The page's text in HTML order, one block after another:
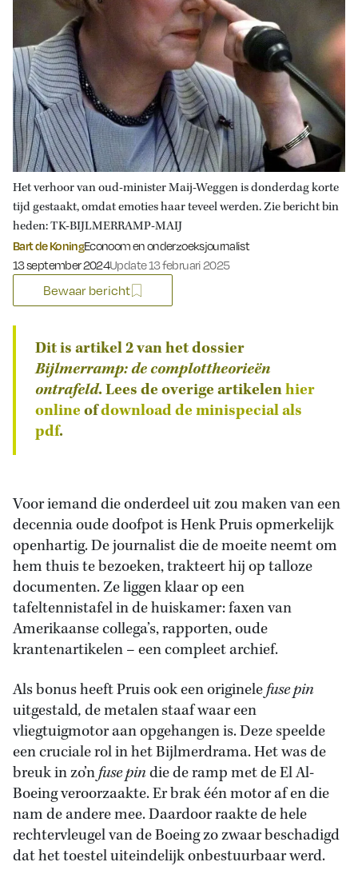
Het verhoor van oud-minister Maij-Weggen is donderdag korte
tijd gestaakt, omdat emoties haar teveel werden. Zie bericht bin
heden: TK-BIJLMERRAMP-MAIJ
Bart de KoningEconoom en onderzoeksjournalist
Gepubliceerd op:
13 september 2024Update 13 februari 2025
Bewaar bericht
Dit is artikel 2 van het dossier
Bijlmerramp: de complottheorieën
ontrafeld. Lees de overige artikelenhier
onlineofdownload de minispecial als
pdf.
Voor iemand die onderdeel uit zou maken van een
decennia oude doofpot is Henk Pruis opmerkelijk
openhartig. De journalist die de moeite neemt om
hem thuis te bezoeken, trakteert hij op talloze
documenten. Ze liggen klaar op een
tafeltennistafel in de huiskamer: faxen van
Amerikaanse collega’s, rapporten, oude
krantenartikelen – een compleet archief.
Als bonus heeft Pruis ook een originelefuse pin
uitgestald,de metalen staaf waar een
vliegtuigmotor aan opgehangen is. Deze speelde
een cruciale rol in het Bijlmerdrama. Het was de
breuk in zo’nfuse pindie de ramp met de El Al-
Boeing veroorzaakte. Er brak één motor af en die
nam de andere mee. Daardoor raakte de hele
rechtervleugel van de Boeing zo zwaar beschadigd
dat het toestel uiteindelijk onbestuurbaar werd.